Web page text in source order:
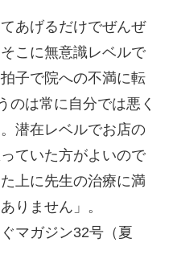
あげるだけでぜんぜ
こに無意識レベルで
子で院への不満に転
のは常に自分では悪く
潜在レベルでお店の
ていた方がよいので
上に先生の治療に満
りません」。
マガジン32号（夏